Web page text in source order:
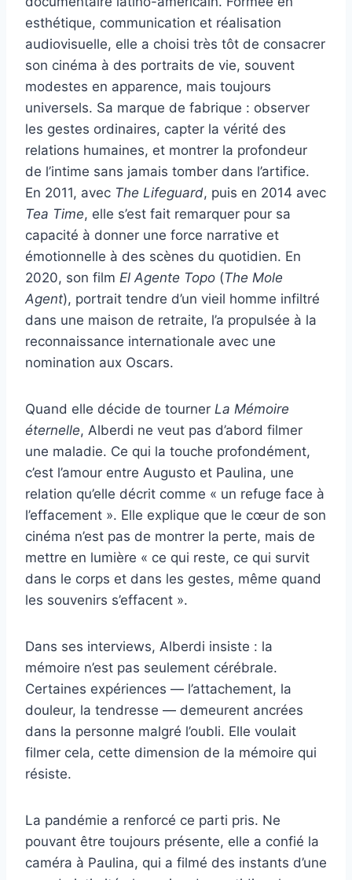
esthétique, communication et réalisation
audiovisuelle, elle a choisi très tôt de consacrer
son cinéma à des portraits de vie, souvent
modestes en apparence, mais toujours
universels. Sa marque de fabrique : observer
les gestes ordinaires, capter la vérité des
relations humaines, et montrer la profondeur
de l’intime sans jamais tomber dans l’artifice.
En 2011, avec The Lifeguard, puis en 2014 avec
Tea Time, elle s’est fait remarquer pour sa
capacité à donner une force narrative et
émotionnelle à des scènes du quotidien. En
2020, son film El Agente Topo (The Mole
Agent), portrait tendre d’un vieil homme infiltré
dans une maison de retraite, l’a propulsée à la
reconnaissance internationale avec une
nomination aux Oscars.
Quand elle décide de tourner La Mémoire
éternelle, Alberdi ne veut pas d’abord filmer
une maladie. Ce qui la touche profondément,
c’est l’amour entre Augusto et Paulina, une
relation qu’elle décrit comme « un refuge face à
l’effacement ». Elle explique que le cœur de son
cinéma n’est pas de montrer la perte, mais de
mettre en lumière « ce qui reste, ce qui survit
dans le corps et dans les gestes, même quand
les souvenirs s’effacent ».
Dans ses interviews, Alberdi insiste : la
mémoire n’est pas seulement cérébrale.
Certaines expériences — l’attachement, la
douleur, la tendresse — demeurent ancrées
dans la personne malgré l’oubli. Elle voulait
filmer cela, cette dimension de la mémoire qui
résiste.
La pandémie a renforcé ce parti pris. Ne
pouvant être toujours présente, elle a confié la
caméra à Paulina, qui a filmé des instants d’une